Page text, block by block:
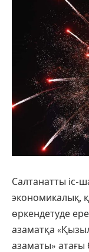
Салтанатты іс-
экономикалық,
өркендетуде
азаматқа
азаматы» атағы